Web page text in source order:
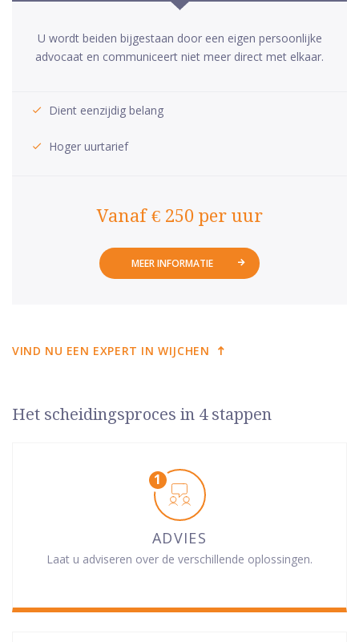
U wordt beiden bijgestaan door een eigen persoonlijke
advocaat en communiceert niet meer direct met elkaar.
Dient eenzijdig belang
Hoger uurtarief
Vanaf € 250 per uur
MEER INFORMATIE
VIND NU EEN EXPERT IN WIJCHEN
Het scheidingsproces in 4 stappen
ADVIES
Laat u adviseren over de verschillende oplossingen.